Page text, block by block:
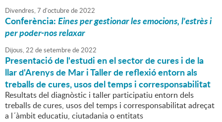
Divendres,7 d'octubrede2022
Conferència:Eines per gestionar les emocions, l'estrès i
per poder-nos relaxar
Dijous,22 desetembrede2022
Presentació de l'estudi en el sector de cures i de la
llar d'Arenys de Mar i Taller de reflexió entorn als
treballs de cures, usos del temps i corresponsabilitat
Resultats del diagnòstic i taller participatiu entorn dels
treballs de cures, usos del temps i corresponsabilitat adreçat
a l´àmbit educatiu, ciutadania o entitats